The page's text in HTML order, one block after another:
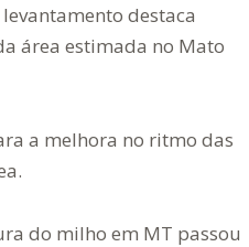
destaca
área estimada no Mato
a melhora no ritmo das
do milho em MT passou